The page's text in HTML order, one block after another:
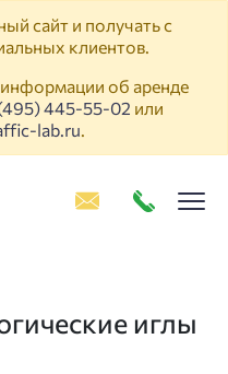
сайт и получать с
клиентов.
об аренде
445-55-02 или
lab.ru.
иглы